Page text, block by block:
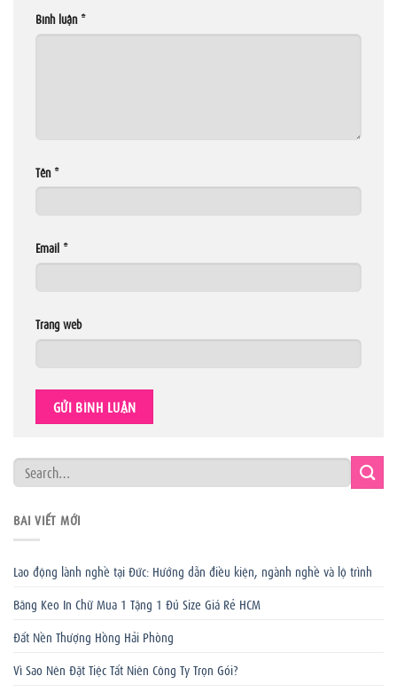
Bình luận *
Tên *
Email *
Trang web
BÀI VIẾT MỚI
Lao động lành nghề tại Đức: Hướng dẫn điều kiện, ngành nghề và lộ trình
Băng Keo In Chữ Mua 1 Tặng 1 Đủ Size Giá Rẻ HCM
Đất Nền Thượng Hồng Hải Phòng
Vì Sao Nên Đặt Tiệc Tất Niên Công Ty Trọn Gói?